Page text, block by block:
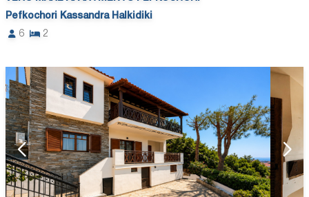
Pefkochori Kassandra Halkidiki
6
2